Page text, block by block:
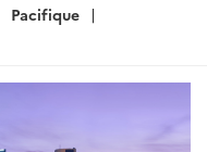
Pacifique